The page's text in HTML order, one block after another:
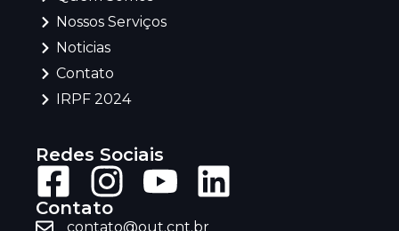
Nossos Serviços
Noticias
Contato
IRPF 2024
Redes Sociais
Contato
contato@out.cnt.br